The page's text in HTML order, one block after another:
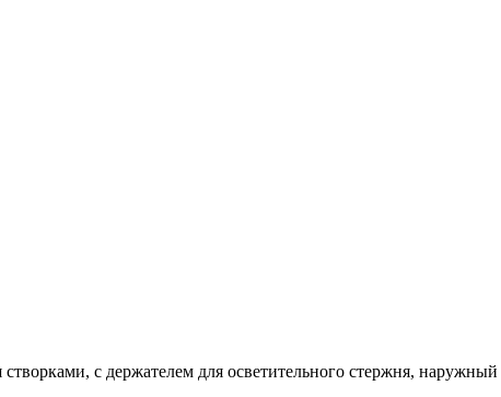
с держателем для осветительного стержня,